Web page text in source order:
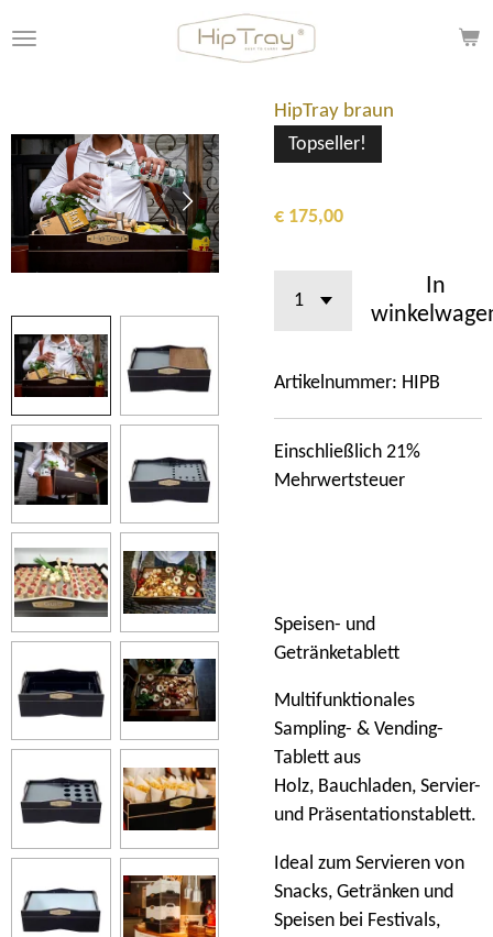
direct
hoofdinhoud
HipTray braun
Topseller!
€ 175,00
In
Artikelnummer: HIPB
Einschließlich 21%
Mehrwertsteuer
Speisen- und
Getränketablett
Multifunktionales
Sampling- & Vending-
Tablett aus
Holz, Bauchladen, Servier-
und Präsentationstablett.
Ideal zum Servieren von
Snacks, Getränken und
Speisen bei Festivals,